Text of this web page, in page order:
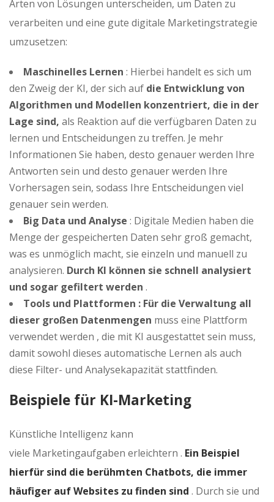
Arten von Lösungen unterscheiden, um Daten zu
verarbeiten und eine gute digitale Marketingstrategie
umzusetzen:
Maschinelles Lernen : Hierbei handelt es sich um
den Zweig der KI, der sich auf die Entwicklung von
Algorithmen und Modellen konzentriert, die in der
Lage sind, als Reaktion auf die verfügbaren Daten zu
lernen und Entscheidungen zu treffen. Je mehr
Informationen Sie haben, desto genauer werden Ihre
Antworten sein und desto genauer werden Ihre
Vorhersagen sein, sodass Ihre Entscheidungen viel
genauer sein werden.
Big Data und Analyse : Digitale Medien haben die
Menge der gespeicherten Daten sehr groß gemacht,
was es unmöglich macht, sie einzeln und manuell zu
analysieren. Durch KI können sie schnell analysiert
und sogar gefiltert werden .
Tools und Plattformen : Für die Verwaltung all
dieser großen Datenmengen muss eine Plattform
verwendet werden , die mit KI ausgestattet sein muss,
damit sowohl dieses automatische Lernen als auch
diese Filter- und Analysekapazität stattfinden.
Beispiele für KI-Marketing
Künstliche Intelligenz kann
viele Marketingaufgaben erleichtern . Ein Beispiel
hierfür sind die berühmten Chatbots, die immer
häufiger auf Websites zu finden sind . Durch sie und